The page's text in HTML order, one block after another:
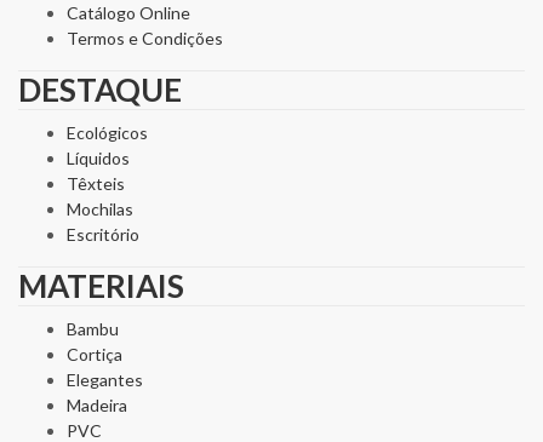
Catálogo Online
Termos e Condições
DESTAQUE
Ecológicos
Líquidos
Têxteis
Mochilas
Escritório
MATERIAIS
Bambu
Cortiça
Elegantes
Madeira
PVC